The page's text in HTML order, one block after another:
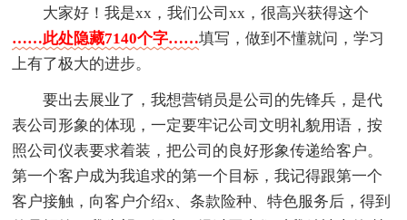
大家好！我是xx，我们公司xx，很高兴获得这个
……此处隐藏7140个字……填写，做到不懂就问，学习
上有了极大的进步。
要出去展业了，我想营销员是公司的先锋兵，是代
表公司形象的体现，一定要牢记公司文明礼貌用语，按
照公司仪表要求着装，把公司的良好形象传递给客户。
第一个客户成为我追求的第一个目标，我记得跟第一个
客户接触，向客户介绍x、条款险种、特色服务后，得到